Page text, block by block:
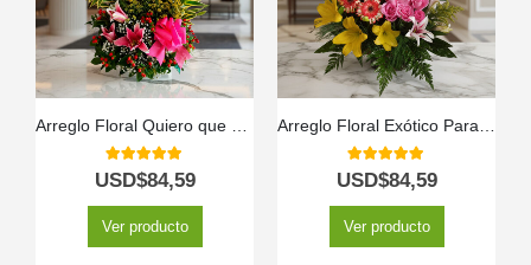
Arreglo Floral Quiero que Sepas
5.00 out of 5
USD$84,59
Ver producto
Arreglo Floral Exótico Paraíso
5.00 out of 5
USD$84,59
Ver producto